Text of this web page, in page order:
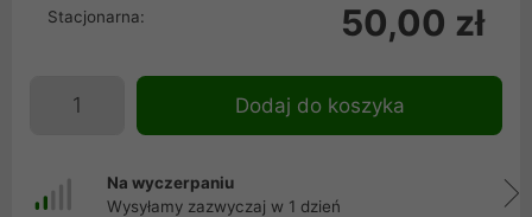
Stacjonarna: 50,00 zł
Dodaj do koszyka
Na wyczerpaniu
Wysyłamy zazwyczaj w 1 dzień